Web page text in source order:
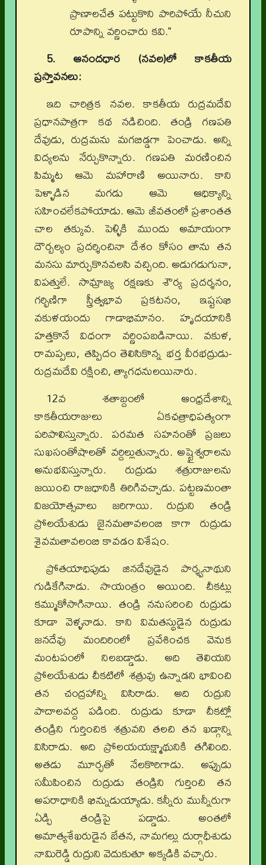
ప్రాణాలచేత పట్టుకొని పారిపోయే నీచుని
రూపాన్ని వర్ణించారు కవి."
5. ఆనందధార (నవల)లో కాకతీయ
ప్రస్తావనలు:
ఇది చారిత్రక నవల. కాకతీయ రుద్రమదేవి
ప్రధానపాత్రగా కథ నడిచింది. తండ్రి గణపతి
దేవుడు, రుద్రమను మగబిడ్డగా పెంచాడు. అన్ని
విద్యలను నేర్చుకొన్నారు. గణపతి మరణించిన
పిమ్మట ఆమె మహారాణి అయినారు. కాని
పెళ్ళాడిన మగడు ఆమె ఆధిక్యాన్ని
సహించలేకపోయాడు. ఆమె జీవతంలో ప్రశాంతత
చాల తక్కువ. పెళ్ళికి ముందు అమాయంగా
దౌర్బల్యం ప్రదర్శించినా దేశం కోసం తాను తన
మనసు మార్చుకొనవలసి వచ్చింది. అడుగడుగునా,
విపత్తులే. సామ్రాజ్య రక్షణకు శౌర్య ప్రదర్శనం,
గర్భిణిగా స్త్రీత్వభావ ప్రకటనం, ఇష్టసఖి
వకుళయందు గాడాభిమానం. హృదయానికి
హత్తకొనే విధంగా వర్ణింపబడినాయి. వకుళ,
రామప్పలు, తప్పిదం తెలిసికొన్న భర్త వీరభద్రుడు-
రుద్రమదేవి రక్షించి, త్యాగధనులయినారు.
12వ శతాబ్దంలో ఆంధ్రదేశాన్ని
కాకతీయరాజులు ఏకఛత్రాధిపత్యంగా
పరిపాలిస్తున్నారు. పరమత సహనంతో ప్రజలు
సుఖసంతోషాలతో వర్దిల్లుతున్నారు. అష్టైశ్వరాలను
అనుభవిస్తున్నారు. రుద్రుడు శత్రురాజులను
జయించి రాజధానికి తిరిగివచ్చాడు. పట్టణమంతా
విజయోత్సవాలు జరిగాయి. రుద్రుని తండ్రి
ప్రోలయేశుడు జైనమతావలంబి కాగా రుద్రుడు
శైవమతావలంబి కావడం విశేషం.
ప్రోతయాధిపుడు జినదేవుడైన పార్శ్వనాథుని
గుడికేగినాడు. సాయంత్రం అయింది. చీకట్లు
కమ్ముకోసాగినాయి. తండ్రి ననుసరించి రుద్రుడు
కూడా వెళ్ళనాడు. కాని విమతస్థుడైన రుద్రుడు
జనదేవు మందిరింలో ప్రవేశించక వెనుక
మంటపంలో నిలబడ్డాడు. అది తెలియని
ప్రోలయేశుడు చీకటిలో శత్రువు ఉన్నాడని భావించి
తన చంద్రహాన్ని విసిరాడు. అది రుద్రుని
పాదాలవద్ద పడింది. రుద్రుడు కూడా చీకట్లో
తండ్రిని గుర్తించిక శత్రువని తలచి తన ఖడ్గాన్ని
విసిరాడు. అది ప్రోలయయక్ష్మాథునికి తగిలింది.
అతడు మూర్ఛతో నేలకొరిగాడు. అప్పుడు
సమీపించిన రుద్రుడు తండ్రిని గుర్తించి తన
అపరాధానికి ఖిన్నుడుయ్యాడు. కన్నీరు మున్నీరుగా
ఏడ్చి తండ్రిపై పడ్డాడు. అంతలో
అమాత్యశేఖరుడైన బేతన, నామగల్లు దుర్గాధీశుడు
నామిరెడ్డి రుద్రుని వెదుకుతూ అక్కడికి వచ్చారు.